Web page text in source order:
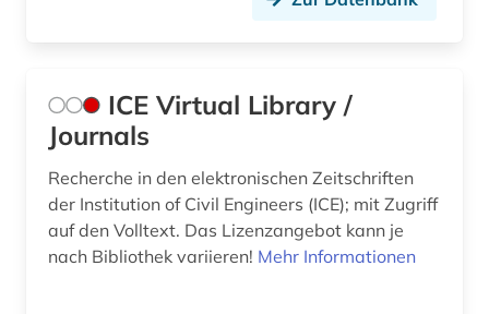
ICE Virtual Library /
Journals
Recherche in den elektronischen Zeitschriften
der Institution of Civil Engineers (ICE); mit Zugriff
auf den Volltext. Das Lizenzangebot kann je
nach Bibliothek variieren! Mehr Informationen